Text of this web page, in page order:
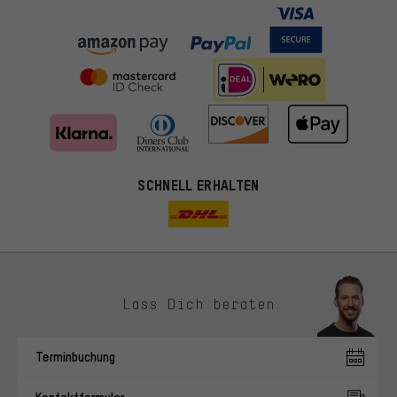
SCHNELL ERHALTEN
Lass Dich beraten
Terminbuchung
Du bekommst, statt zufälliger Werbung, genauer passende
Angebote von uns. Diese Cookies helfen uns, Deine Interessen